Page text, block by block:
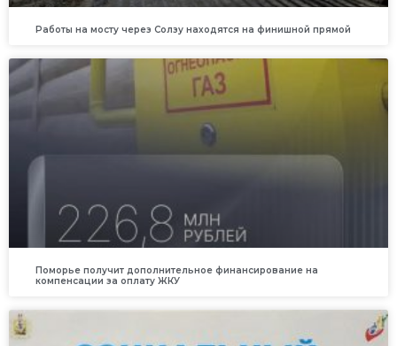
Работы на мосту через Солзу находятся на финишной прямой
Поморье получит дополнительное финансирование на
компенсации за оплату ЖКУ